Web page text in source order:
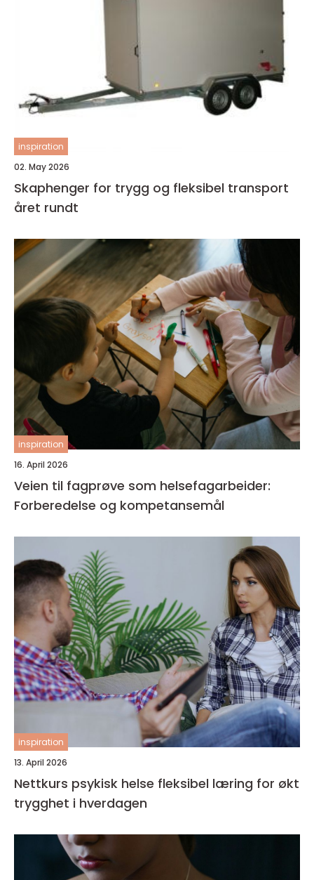
inspiration
02. May 2026
Skaphenger for trygg og fleksibel transport
året rundt
inspiration
16. April 2026
Veien til fagprøve som helsefagarbeider:
Forberedelse og kompetansemål
inspiration
13. April 2026
Nettkurs psykisk helse fleksibel læring for økt
trygghet i hverdagen